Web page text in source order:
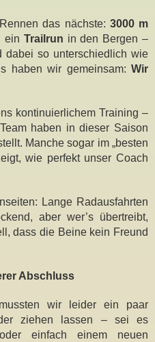
das nächste: 3000 m
ein Trailrun in den Bergen –
so unterschiedlich wie
haben wir gemeinsam: Wir
kontinuierlichem Training –
haben in dieser Saison
Manche sogar im „besten
wie perfekt unser Coach
Lange Radausfahrten
aber wer’s übertreibt,
dass die Beine kein Freund
Abschluss
wir leider ein paar
ziehen lassen – sei es
einfach einem neuen